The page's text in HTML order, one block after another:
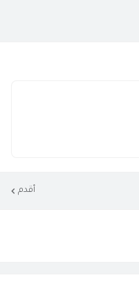
أقدم